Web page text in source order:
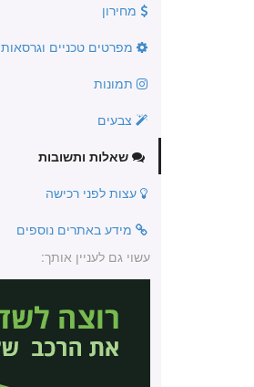
מחירון
מפרטים טכניים וגרסאות
תמונות
צבעים
שאלות ותשובות
עצות לפני רכישה
מידע באתרים נוספים
עשוי גם לעניין אותך: